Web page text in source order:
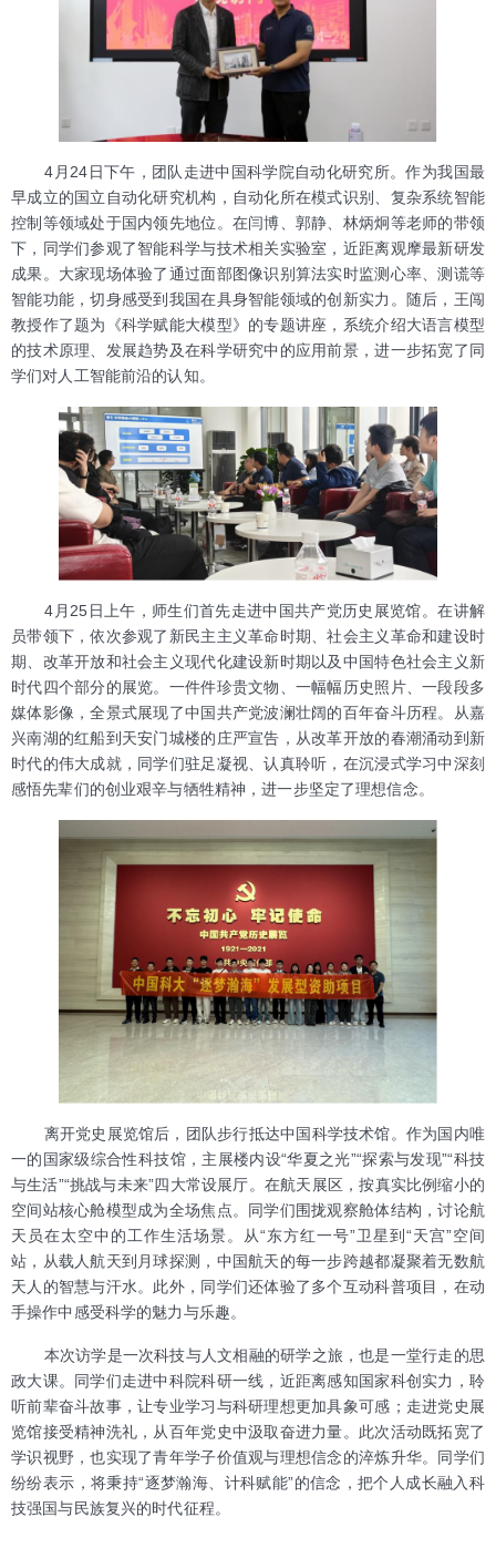
4月24日下午，团队走进中国科学院自动化研究所。作为我国最
早成立的国立自动化研究机构，自动化所在模式识别、复杂系统智能
控制等领域处于国内领先地位。在闫博、郭静、林炳炯等老师的带领
下，同学们参观了智能科学与技术相关实验室，近距离观摩最新研发
成果。大家现场体验了通过面部图像识别算法实时监测心率、测谎等
智能功能，切身感受到我国在具身智能领域的创新实力。随后，王闯
教授作了题为《科学赋能大模型》的专题讲座，系统介绍大语言模型
的技术原理、发展趋势及在科学研究中的应用前景，进一步拓宽了同
学们对人工智能前沿的认知。
4月25日上午，师生们首先走进中国共产党历史展览馆。在讲解
员带领下，依次参观了新民主主义革命时期、社会主义革命和建设时
期、改革开放和社会主义现代化建设新时期以及中国特色社会主义新
时代四个部分的展览。一件件珍贵文物、一幅幅历史照片、一段段多
媒体影像，全景式展现了中国共产党波澜壮阔的百年奋斗历程。从嘉
兴南湖的红船到天安门城楼的庄严宣告，从改革开放的春潮涌动到新
时代的伟大成就，同学们驻足凝视、认真聆听，在沉浸式学习中深刻
感悟先辈们的创业艰辛与牺牲精神，进一步坚定了理想信念。
离开党史展览馆后，团队步行抵达中国科学技术馆。作为国内唯
一的国家级综合性科技馆，主展楼内设“华夏之光”“探索与发现”“科技
与生活”“挑战与未来”四大常设展厅。在航天展区，按真实比例缩小的
空间站核心舱模型成为全场焦点。同学们围拢观察舱体结构，讨论航
天员在太空中的工作生活场景。从“东方红一号”卫星到“天宫”空间
站，从载人航天到月球探测，中国航天的每一步跨越都凝聚着无数航
天人的智慧与汗水。此外，同学们还体验了多个互动科普项目，在动
手操作中感受科学的魅力与乐趣。
本次访学是一次科技与人文相融的研学之旅，也是一堂行走的思
政大课。同学们走进中科院科研一线，近距离感知国家科创实力，聆
听前辈奋斗故事，让专业学习与科研理想更加具象可感；走进党史展
览馆接受精神洗礼，从百年党史中汲取奋进力量。此次活动既拓宽了
学识视野，也实现了青年学子价值观与理想信念的淬炼升华。同学们
纷纷表示，将秉持“逐梦瀚海、计科赋能”的信念，把个人成长融入科
技强国与民族复兴的时代征程。